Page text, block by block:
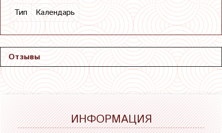
Тип Календарь
Отзывы
ИНФОРМАЦИЯ